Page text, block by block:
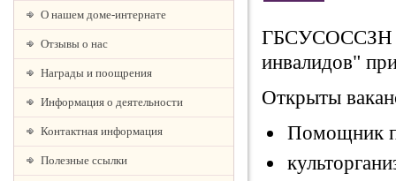
О нашем доме-интернате
Отзывы о нас
Награды и поощрения
Информация о деятельности
Контактная информация
Полезные ссылки
ГБСУСОССЗН
инвалидов"
Открыты
Помощник